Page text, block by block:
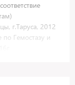
г.Таруса, 2012
Гемостазу и